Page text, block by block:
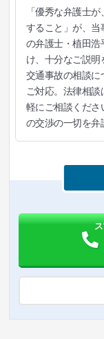
「優秀な弁護士
すること」が、当
の弁護士・植田浩
け、十分なご説明
交通事故の相談に
ご対応。法律相
軽にご相談くださ
の交渉の一切を弁